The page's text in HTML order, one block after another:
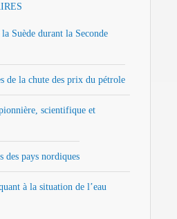
Suède durant la Seconde
de la chute des prix du pétrole
scientifique et
des pays nordiques
à la situation de l’eau